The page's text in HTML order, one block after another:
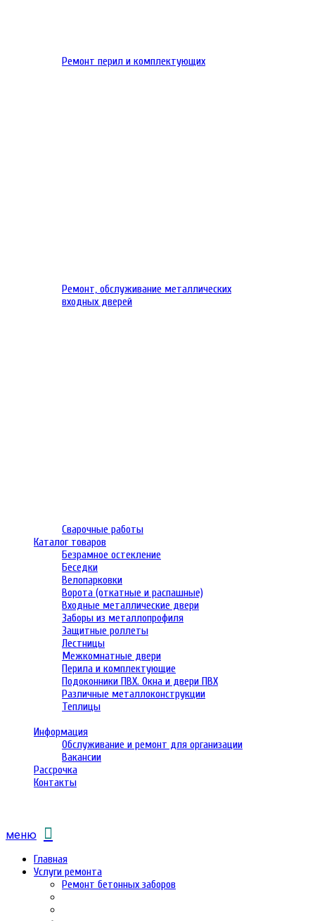
Ремонт перил и комплектующих
Ремонт, обслуживание металлических
входных дверей
Сварочные работы
Каталог товаров
Безрамное остекление
Беседки
Велопарковки
Ворота (откатные и распашные)
Входные металлические двери
Заборы из металлопрофиля
Защитные роллеты
Лестницы
Межкомнатные двери
Перила и комплектующие
Подоконники ПВХ. Окна и двери ПВХ
Различные металлоконструкции
Теплицы
Информация
Обслуживание и ремонт для организации
Вакансии
Рассрочка
Контакты
меню
Главная
Услуги ремонта
Ремонт бетонных заборов